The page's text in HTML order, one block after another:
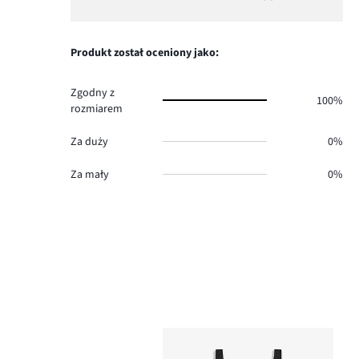
0.
głosów
Produkt został oceniony jako:
Zgodny z
rozmiarem
100%
Za duży 0%
Za mały 0%